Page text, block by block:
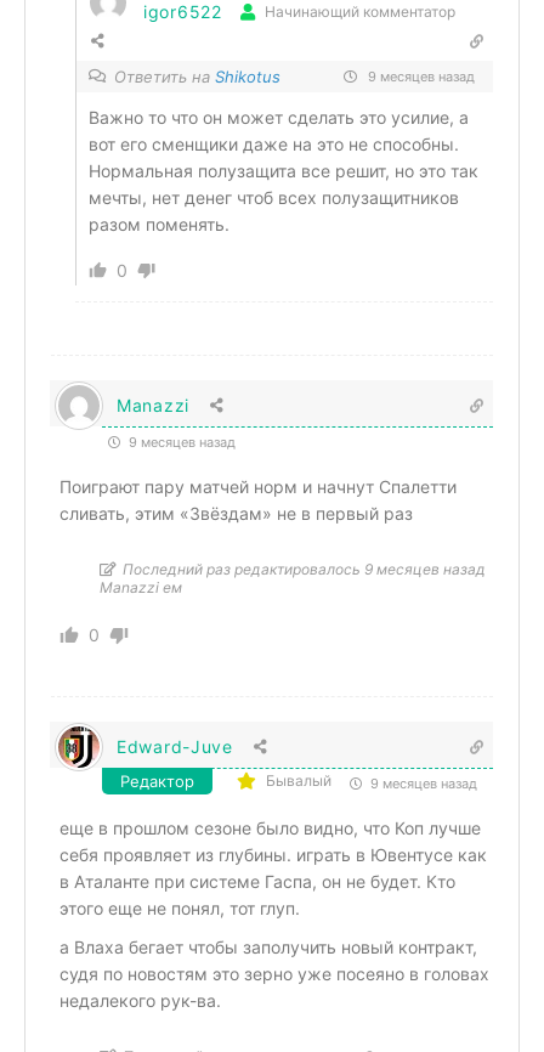
igor6522 Начинающий комментатор
Ответить на Shikotus 9 месяцев назад
Важно то что он может сделать это усилие, а
вот его сменщики даже на это не способны.
Нормальная полузащита все решит, но это так
мечты, нет денег чтоб всех полузащитников
разом поменять.
0
Manazzi
9 месяцев назад
Поиграют пару матчей норм и начнут Спалетти
сливать, этим «Звёздам» не в первый раз
Последний раз редактировалось 9 месяцев назад
Manazzi ем
0
Edward-Juve
Редактор Бывалый 9 месяцев назад
еще в прошлом сезоне было видно, что Коп лучше
себя проявляет из глубины. играть в Ювентусе как
в Аталанте при системе Гаспа, он не будет. Кто
этого еще не понял, тот глуп.
а Влаха бегает чтобы заполучить новый контракт,
судя по новостям это зерно уже посеяно в головах
недалекого рук-ва.